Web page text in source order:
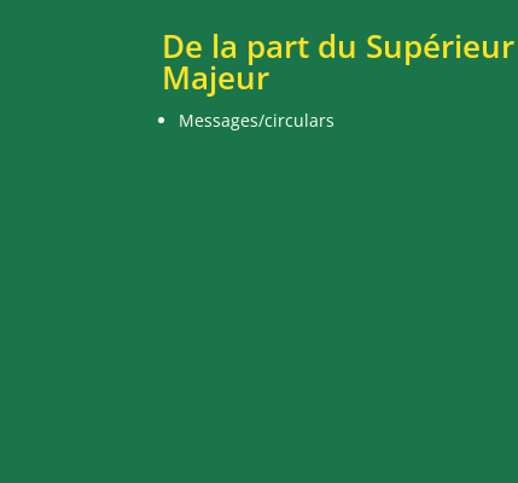
De la part du Supérieur
Majeur
Messages/circulars